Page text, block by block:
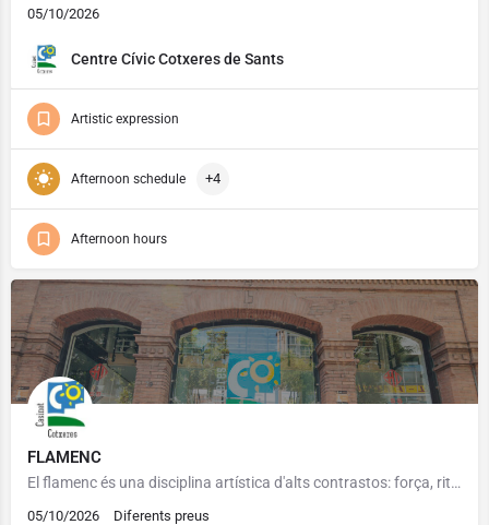
05/10/2026
Centre Cívic Cotxeres de Sants
Artistic expression
Afternoon schedule +4
Afternoon hours
FLAMENC
El flamenc és una disciplina artística d'alts contrastos: força, ritme, elegància i subtilesa són algunes de…
05/10/2026 Diferents preus